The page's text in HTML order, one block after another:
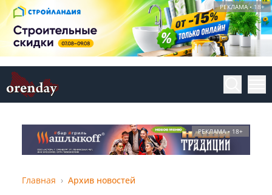
РЕКЛАМА • 18+
РЕКЛАМА • 18+
Главная Архив новостей